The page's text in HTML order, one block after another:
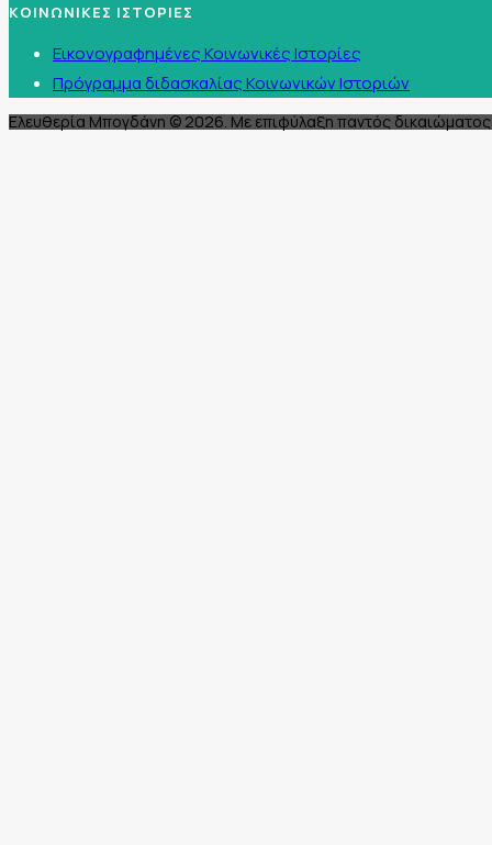
ΚΟΙΝΩΝΙΚΕΣ ΙΣΤΟΡΙΕΣ
Εικονογραφημένες Κοινωνικές Ιστορίες
Πρόγραμμα διδασκαλίας Κοινωνικών Ιστοριών
Ελευθερία Μπογδάνη © 2026. Με επιφύλαξη παντός